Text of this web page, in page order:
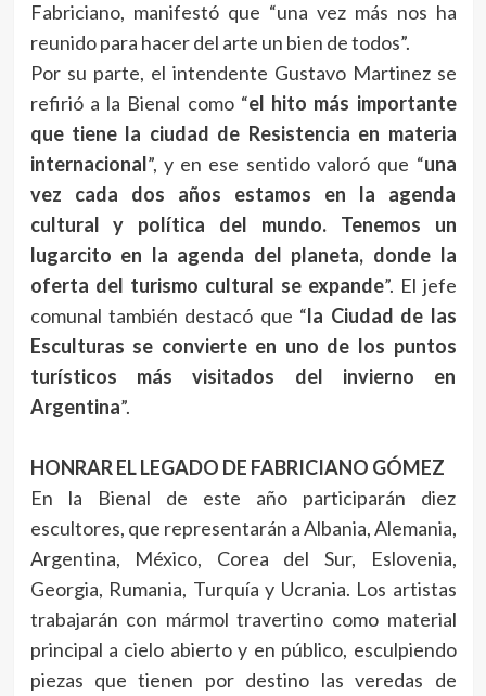
Fabriciano, manifestó que “una vez más nos ha
reunido para hacer del arte un bien de todos”.
Por su parte, el intendente Gustavo Martinez se
refirió a la Bienal como “el hito más importante
que tiene la ciudad de Resistencia en materia
internacional”, y en ese sentido valoró que “una
vez cada dos años estamos en la agenda
cultural y política del mundo. Tenemos un
lugarcito en la agenda del planeta, donde la
oferta del turismo cultural se expande”. El jefe
comunal también destacó que “la Ciudad de las
Esculturas se convierte en uno de los puntos
turísticos más visitados del invierno en
Argentina”.
HONRAR EL LEGADO DE FABRICIANO GÓMEZ
En la Bienal de este año participarán diez
escultores, que representarán a Albania, Alemania,
Argentina, México, Corea del Sur, Eslovenia,
Georgia, Rumania, Turquía y Ucrania. Los artistas
trabajarán con mármol travertino como material
principal a cielo abierto y en público, esculpiendo
piezas que tienen por destino las veredas de